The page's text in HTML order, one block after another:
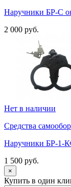
Наручники БР-С
2 000 руб.
Нет в наличии
Средства
Наручники БР-1-
1 500 руб.
×
Купить в один